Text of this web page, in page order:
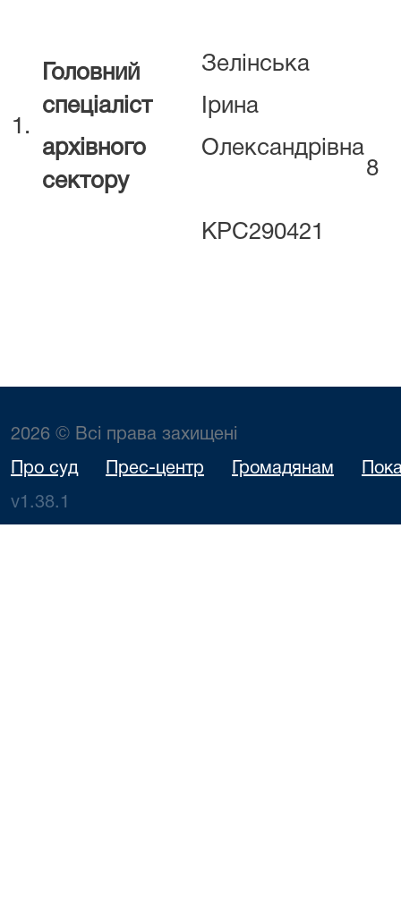
1.
Головний
спеціаліст
архівного
сектору
Зелінська
Ірина
Олександрівна
КРС290421
8
2026 © Всі права захищені
Про суд Прес-центр Громадянам
v1.38.1